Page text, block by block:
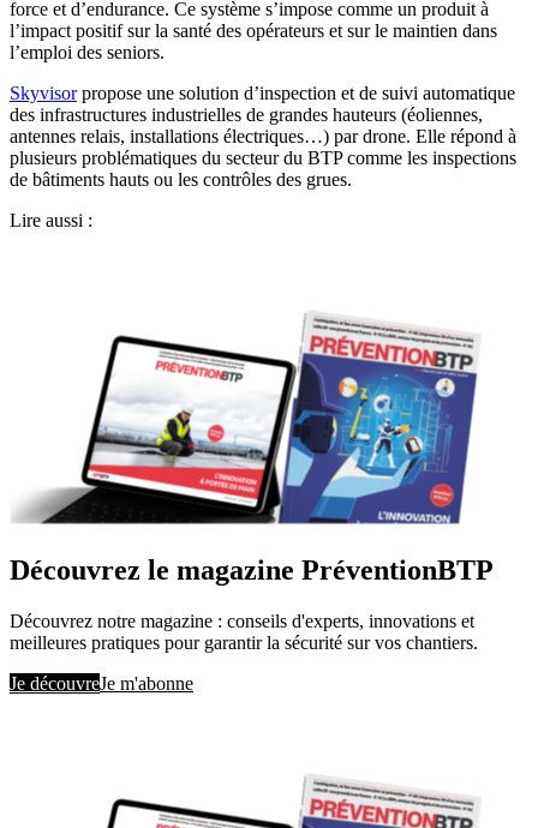
force et d’endurance. Ce système s’impose comme un produit à
l’impact positif sur la santé des opérateurs et sur le maintien dans
l’emploi des seniors.
Skyvisorpropose une solution d’inspection et de suivi automatique
des infrastructures industrielles de grandes hauteurs (éoliennes,
antennes relais, installations électriques…) par drone. Elle répond à
plusieurs problématiques du secteur du BTP comme les inspections
de bâtiments hauts ou les contrôles des grues.
Lire aussi :
Découvrez le magazine PréventionBTP
Découvrez notre magazine : conseils d'experts, innovations et
meilleures pratiques pour garantir la sécurité sur vos chantiers.
Je découvreJe m'abonne